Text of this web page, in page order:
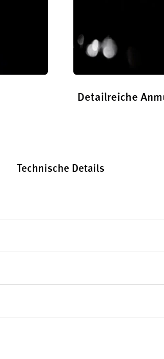
Detailreiche
Technische Details